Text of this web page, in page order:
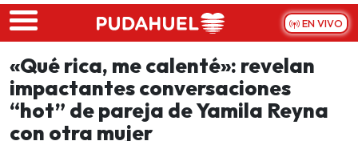
Skip to main content
EN VIVO
«Qué rica, me calenté»: revelan
impactantes conversaciones
“hot” de pareja de Yamila Reyna
con otra mujer